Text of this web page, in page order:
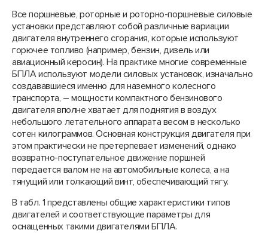
Все поршневые, роторные и роторно-поршневые силовые
установки представляют собой различные вариации
двигателя внутреннего сгорания, которые используют
горючее топливо (например, бензин, дизель или
авиационный керосин). На практике многие современные
БПЛА используют модели силовых установок, изначально
создававшиеся именно для наземного колесного
транспорта, – мощности компактного бензинового
двигателя вполне хватает для поднятия в воздух
небольшого летательного аппарата весом в несколько
сотен килограммов. Основная конструкция двигателя при
этом практически не претерпевает изменений, однако
возвратно-поступательное движение поршней
передается валом не на автомобильные колеса, а на
тянущий или толкающий винт, обеспечивающий тягу.
В табл. 1 представлены общие характеристики типов
двигателей и соответствующие параметры для
оснащенных такими двигателями БПЛА.